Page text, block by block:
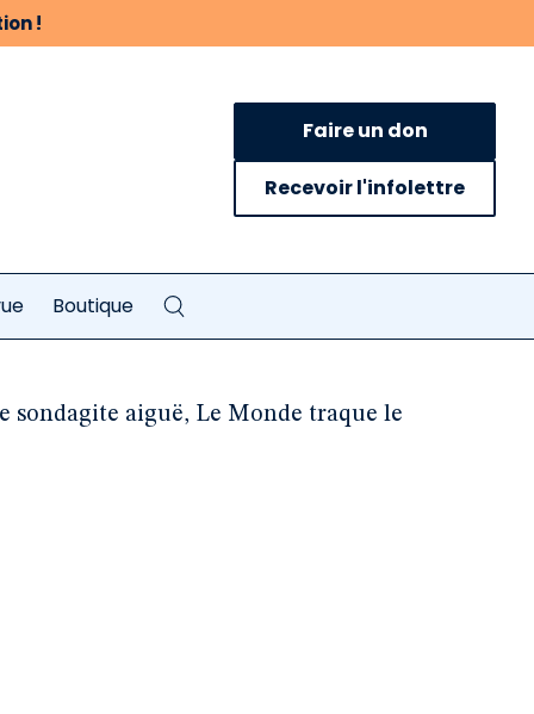
!
Faire un don
Recevoir l'infolettre
Boutique
sondagite aiguë, Le Monde traque le